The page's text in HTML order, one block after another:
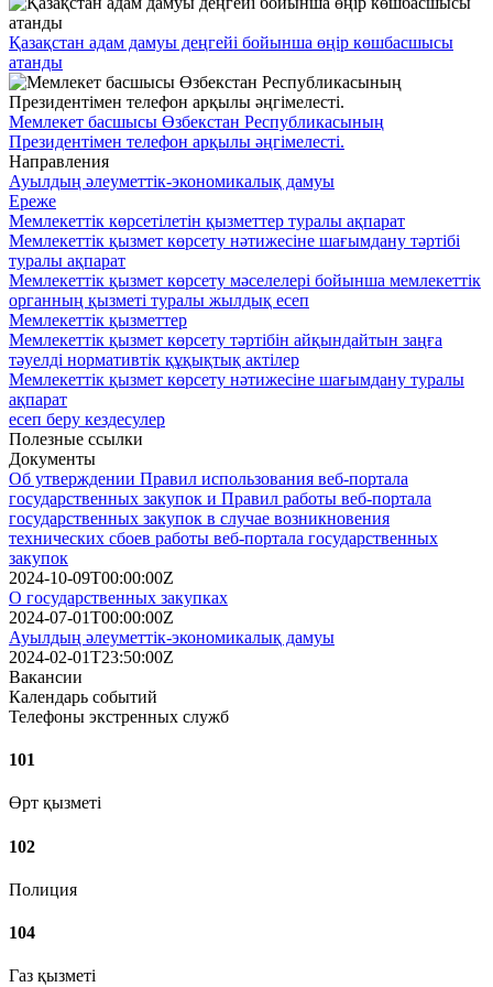
Қазақстан адам дамуы деңгейі бойынша өңір көшбасшысы
атанды
Мемлекет басшысы Өзбекстан Республикасының
Президентімен телефон арқылы әңгімелесті.
Направления
Ауылдың әлеуметтік-экономикалық дамуы
Ереже
Мемлекеттік көрсетілетін қызметтер туралы ақпарат
Мемлекеттік қызмет көрсету нәтижесіне шағымдану тәртібі
туралы ақпарат
Мемлекеттік қызмет көрсету мәселелері бойынша мемлекеттік
органның қызметі туралы жылдық есеп
Мемлекеттік қызметтер
Мемлекеттік қызмет көрсету тәртібін айқындайтын заңға
тәуелді нормативтік құқықтық актілер
Мемлекеттік қызмет көрсету нәтижесіне шағымдану туралы
ақпарат
есеп беру кездесулер
Полезные ссылки
Документы
Об утверждении Правил использования веб-портала
государственных закупок и Правил работы веб-портала
государственных закупок в случае возникновения
технических сбоев работы веб-портала государственных
закупок
2024-10-09T00:00:00Z
О государственных закупках
2024-07-01T00:00:00Z
Ауылдың әлеуметтік-экономикалық дамуы
2024-02-01T23:50:00Z
Вакансии
Календарь событий
Телефоны экстренных служб
101
Өрт қызметі
102
Полиция
104
Газ қызметі